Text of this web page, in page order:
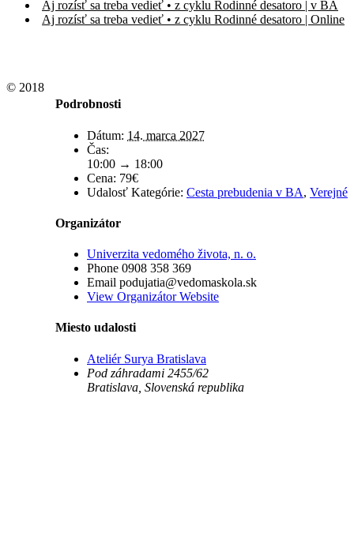
Aj rozísť sa treba vedieť • z cyklu Rodinné desatoro | v BA
Aj rozísť sa treba vedieť • z cyklu Rodinné desatoro | Online
Podrobnosti
Dátum: 14. marca 2027
Čas:
10:00 → 18:00
Cena: 79€
Udalosť Kategórie: Cesta prebudenia v BA, Verejné
Organizátor
Univerzita vedomého života, n. o.
Phone 0908 358 369
Email podujatia@vedomaskola.sk
View Organizátor Website
Miesto udalosti
Ateliér Surya Bratislava
Pod záhradami 2455/62
Bratislava Slovenská republika
© 2018